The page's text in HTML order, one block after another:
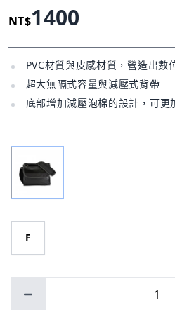
NT$1400
PVC材質與皮感材質，營造出數
超大無隔式容量與減壓式背帶
底部增加減壓泡棉的設計，可更
F
1